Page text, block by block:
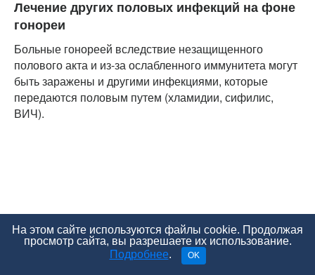
Лечение других половых инфекций на фоне
гонореи
Больные гонореей вследствие незащищенного
полового акта и из-за ослабленного иммунитета могут
быть заражены и другими инфекциями, которые
передаются половым путем (хламидии, сифилис,
ВИЧ).
На этом сайте используются файлы cookie. Продолжая
просмотр сайта, вы разрешаете их использование.
Подробнее. OK